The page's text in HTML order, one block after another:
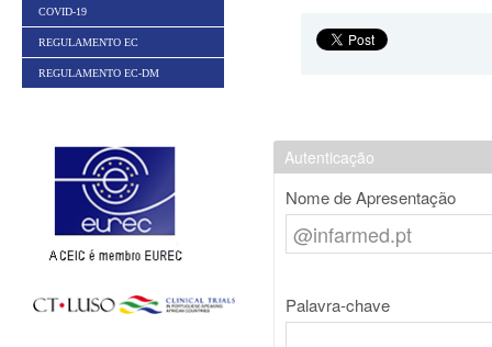
COVID-19
REGULAMENTO EC
REGULAMENTO EC-DM
Autenticação
Nome de Apresentação
Palavra-chave